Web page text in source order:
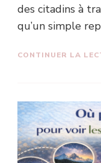
des citadins à
qu’un simple
CONTINUER LA